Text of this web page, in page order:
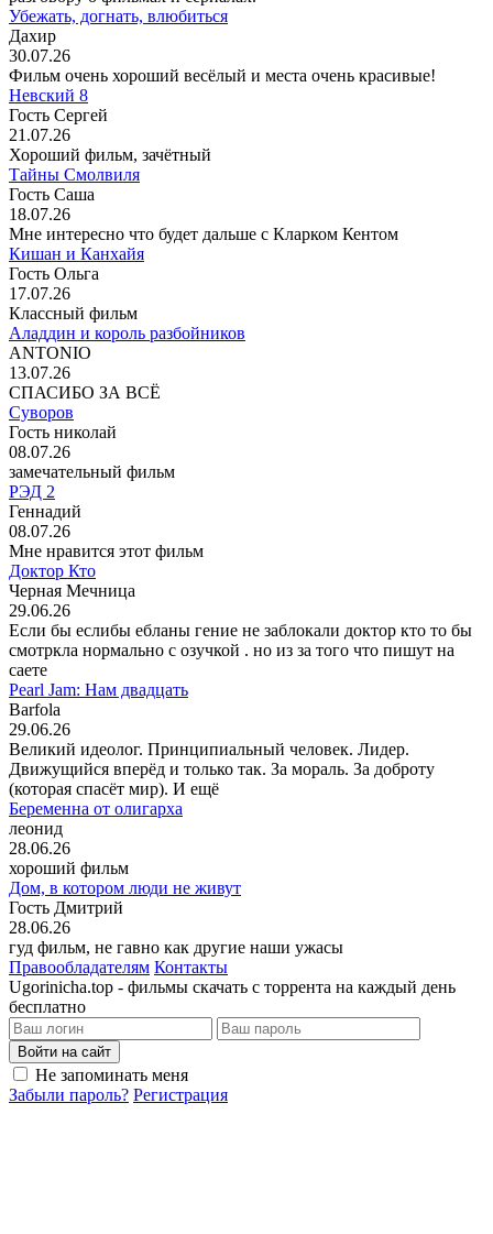
Убежать, догнать, влюбиться
Дахир
30.07.26
Фильм очень хороший весёлый и места очень красивые!
Невский 8
Гость Сергей
21.07.26
Хороший фильм, зачётный
Тайны Смолвиля
Гость Саша
18.07.26
Мне интересно что будет дальше с Кларком Кентом
Кишан и Канхайя
Гость Ольга
17.07.26
Классный фильм
Аладдин и король разбойников
ANTONIO
13.07.26
СПАСИБО ЗА ВСЁ
Суворов
Гость николай
08.07.26
замечательный фильм
РЭД 2
Геннадий
08.07.26
Мне нравится этот фильм
Доктор Кто
Черная Мечница
29.06.26
Если бы еслибы ебланы гение не заблокали доктор кто то бы
смотркла нормально с озучкой . но из за того что пишут на
саете
Pearl Jam: Нам двадцать
Barfola
29.06.26
Великий идеолог. Принципиальный человек. Лидер.
Движущийся вперёд и только так. За мораль. За доброту
(которая спасёт мир). И ещё
Беременна от олигарха
леонид
28.06.26
хороший фильм
Дом, в котором люди не живут
Гость Дмитрий
28.06.26
гуд фильм, не гавно как другие наши ужасы
Правообладателям Контакты
Ugorinicha.top - фильмы скачать с торрента на каждый день
бесплатно
Войти на сайт
Не запоминать меня
Забыли пароль? Регистрация